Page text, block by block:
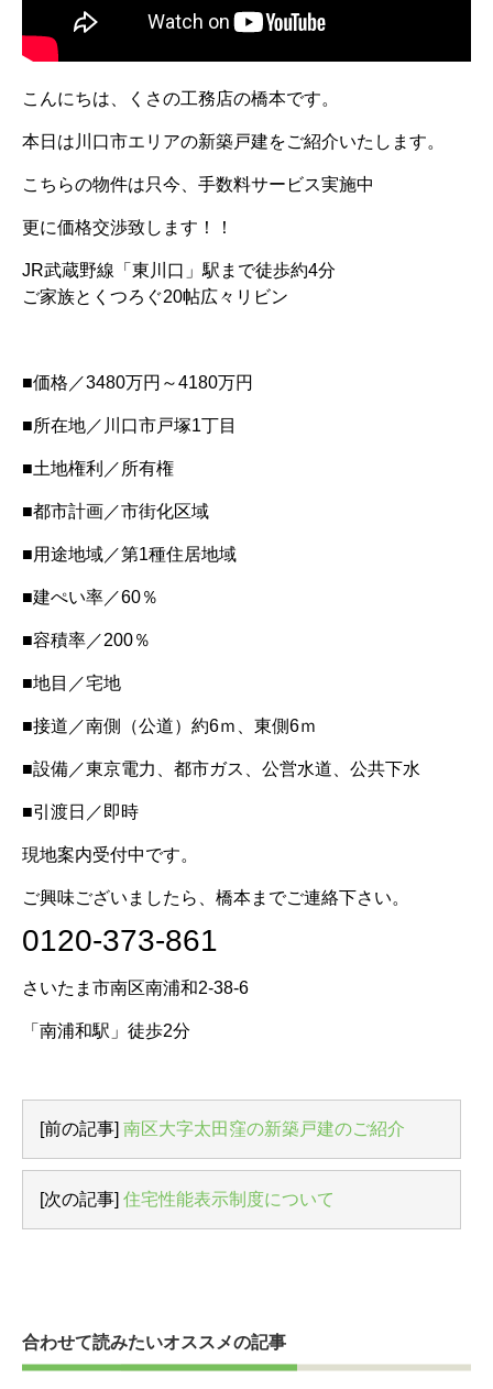
こんにちは、くさの工務店の橋本です。
本日は川口市エリアの新築戸建をご紹介いたします。
こちらの物件は只今、手数料サービス実施中
更に価格交渉致します！！
JR武蔵野線「東川口」駅まで徒歩約4分
ご家族とくつろぐ20帖広々リビン
■価格／3480万円～4180万円
■所在地／川口市戸塚1丁目
■土地権利／所有権
■都市計画／市街化区域
■用途地域／第1種住居地域
■建ぺい率／60％
■容積率／200％
■地目／宅地
■接道／南側（公道）約6ｍ、東側6ｍ
■設備／東京電力、都市ガス、公営水道、公共下水
■引渡日／即時
現地案内受付中です。
ご興味ございましたら、橋本までご連絡下さい。
0120-373-861
さいたま市南区南浦和2-38-6
「南浦和駅」徒歩2分
[前の記事] 南区大字太田窪の新築戸建のご紹介
[次の記事] 住宅性能表示制度について
合わせて読みたいオススメの記事